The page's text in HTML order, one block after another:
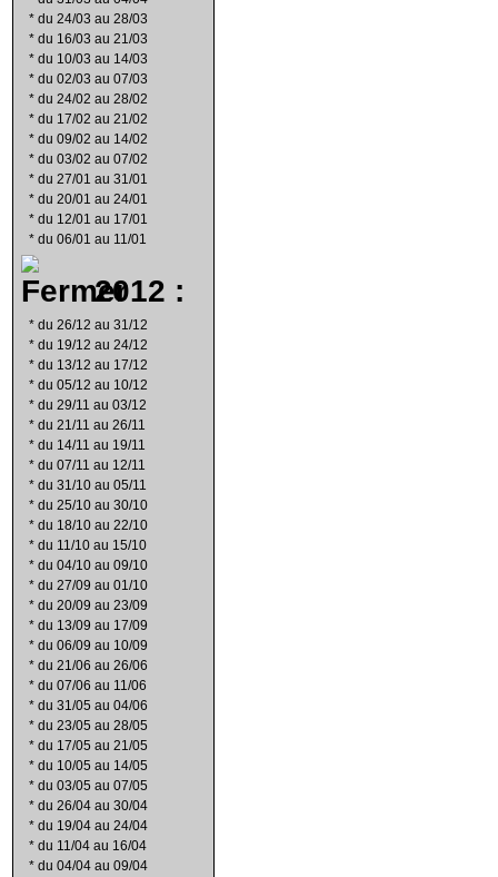
* du 24/03 au 28/03
* du 16/03 au 21/03
* du 10/03 au 14/03
* du 02/03 au 07/03
* du 24/02 au 28/02
* du 17/02 au 21/02
* du 09/02 au 14/02
* du 03/02 au 07/02
* du 27/01 au 31/01
* du 20/01 au 24/01
* du 12/01 au 17/01
* du 06/01 au 11/01
2012 :
* du 26/12 au 31/12
* du 19/12 au 24/12
* du 13/12 au 17/12
* du 05/12 au 10/12
* du 29/11 au 03/12
* du 21/11 au 26/11
* du 14/11 au 19/11
* du 07/11 au 12/11
* du 31/10 au 05/11
* du 25/10 au 30/10
* du 18/10 au 22/10
* du 11/10 au 15/10
* du 04/10 au 09/10
* du 27/09 au 01/10
* du 20/09 au 23/09
* du 13/09 au 17/09
* du 06/09 au 10/09
* du 21/06 au 26/06
* du 07/06 au 11/06
* du 31/05 au 04/06
* du 23/05 au 28/05
* du 17/05 au 21/05
* du 10/05 au 14/05
* du 03/05 au 07/05
* du 26/04 au 30/04
* du 19/04 au 24/04
* du 11/04 au 16/04
* du 04/04 au 09/04